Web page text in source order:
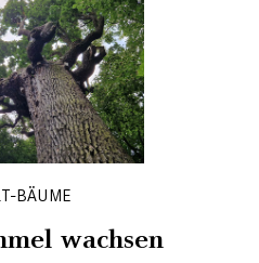
BÄUME
wachsen